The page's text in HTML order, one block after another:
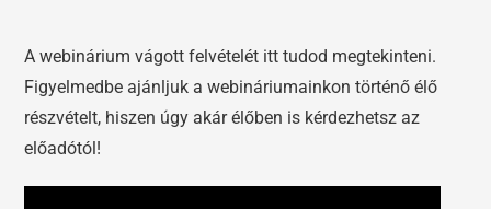
A webinárium vágott felvételét itt tudod megtekinteni.
Figyelmedbe ajánljuk a webináriumainkon történő élő
részvételt, hiszen úgy akár élőben is kérdezhetsz az
előadótól!